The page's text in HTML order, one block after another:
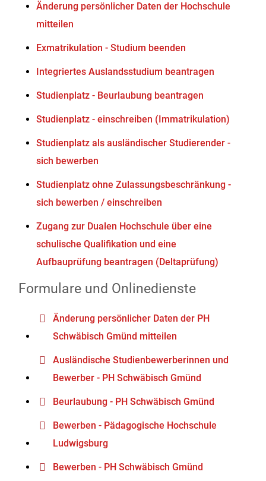
Änderung persönlicher Daten der Hochschule
mitteilen
Exmatrikulation - Studium beenden
Integriertes Auslandsstudium beantragen
Studienplatz - Beurlaubung beantragen
Studienplatz - einschreiben (Immatrikulation)
Studienplatz als ausländischer Studierender -
sich bewerben
Studienplatz ohne Zulassungsbeschränkung -
sich bewerben / einschreiben
Zugang zur Dualen Hochschule über eine
schulische Qualifikation und eine
Aufbauprüfung beantragen (Deltaprüfung)
Formulare und Onlinedienste
Änderung persönlicher Daten der PH
Schwäbisch Gmünd mitteilen
Ausländische Studienbewerberinnen und
Bewerber - PH Schwäbisch Gmünd
Beurlaubung - PH Schwäbisch Gmünd
Bewerben - Pädagogische Hochschule
Ludwigsburg
Bewerben - PH Schwäbisch Gmünd